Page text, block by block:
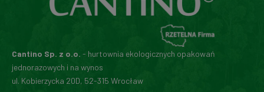
Cantino Sp. z o.o. - hurtownia ekologicznych opakowań
jednorazowych i na wynos
ul. Kobierzycka 20D, 52-315 Wrocław